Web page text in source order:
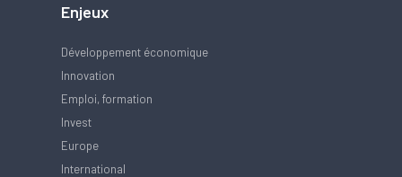
Enjeux
Développement économique
Innovation
Emploi, formation
Invest
Europe
International